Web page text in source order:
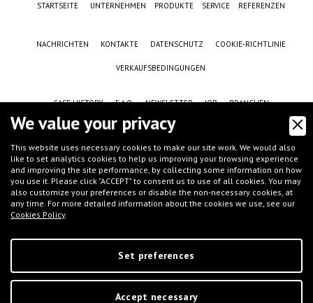
STARTSEITE UNTERNEHMEN PRODUKTE SERVICE REFERENZEN
NACHRICHTEN KONTAKTE DATENSCHUTZ COOKIE-RICHTLINIE
VERKAUFSBEDINGUNGEN
CASE HISTORY F.A.Q. NEWSLETTER JOB BRANCHEN
©IFT S.r.l.- Via G.Galilei, 8 - 46032 Castelbelforte (MN), Italy - tel.
P.IVA: 02233400205 | C.C.I.A.A. di MN 02233400205 - REA: MN-235528 | Share
capital (i.v.): € 50.000,00 | PEC: ift@messaggipec.it
We value your privacy
This website uses necessary cookies to make our site work. We would also
like to set analytics cookies to help us improving your browsing experience
and improving the site performance, by collecting some information on how
you use it. Please click "ACCEPT" to consent us to use of all cookies. You may
also customize your preferences or disable the non-necessary cookies, at
any time. For more detailed information about the cookies we use, see our
Cookies Policy.
Set preferences
Accept necessary